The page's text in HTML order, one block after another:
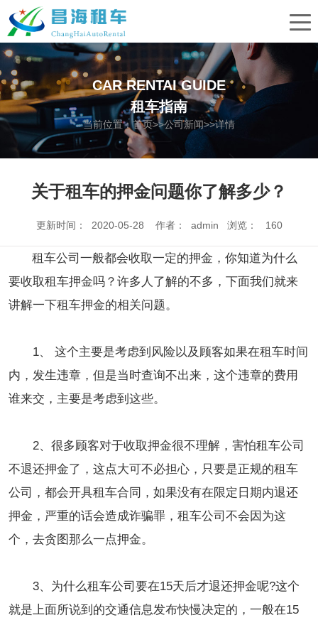
CAR RENTAI GUIDE
租车指南
当前位置：首页>>公司新闻>>详情
关于租车的押金问题你了解多少？
更新时间： 2020-05-28 作者： admin 浏览： 160
租车公司一般都会收取一定的押金，你知道为什么
要收取租车押金吗？许多人了解的不多，下面我们就来
讲解一下租车押金的相关问题。
1、 这个主要是考虑到风险以及顾客如果在租车时间
内，发生违章，但是当时查询不出来，这个违章的费用
谁来交，主要是考虑到这些。
2、很多顾客对于收取押金很不理解，害怕租车公司
不退还押金了，这点大可不必担心，只要是正规的租车
公司，都会开具租车合同，如果没有在限定日期内退还
押金，严重的话会造成诈骗罪，租车公司不会因为这
个，去贪图那么一点押金。
3、为什么租车公司要在15天后才退还押金呢?这个
就是上面所说到的交通信息发布快慢决定的，一般在15